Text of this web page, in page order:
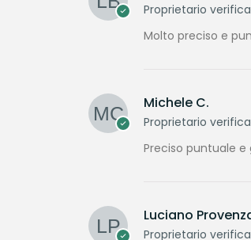
Proprietario
Molto preciso e
Michele C.
Proprietario
Preciso puntuale
Luciano
Proprietario